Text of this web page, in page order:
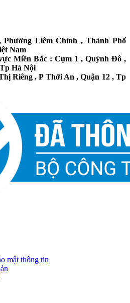
Liêm Chính , Thành Phố
Nam
Miền Bắc : Cụm 1 , Quỳnh Đô ,
Hà Nội
Riêng , P Thới An , Quận 12 , Tp
mật thông tin